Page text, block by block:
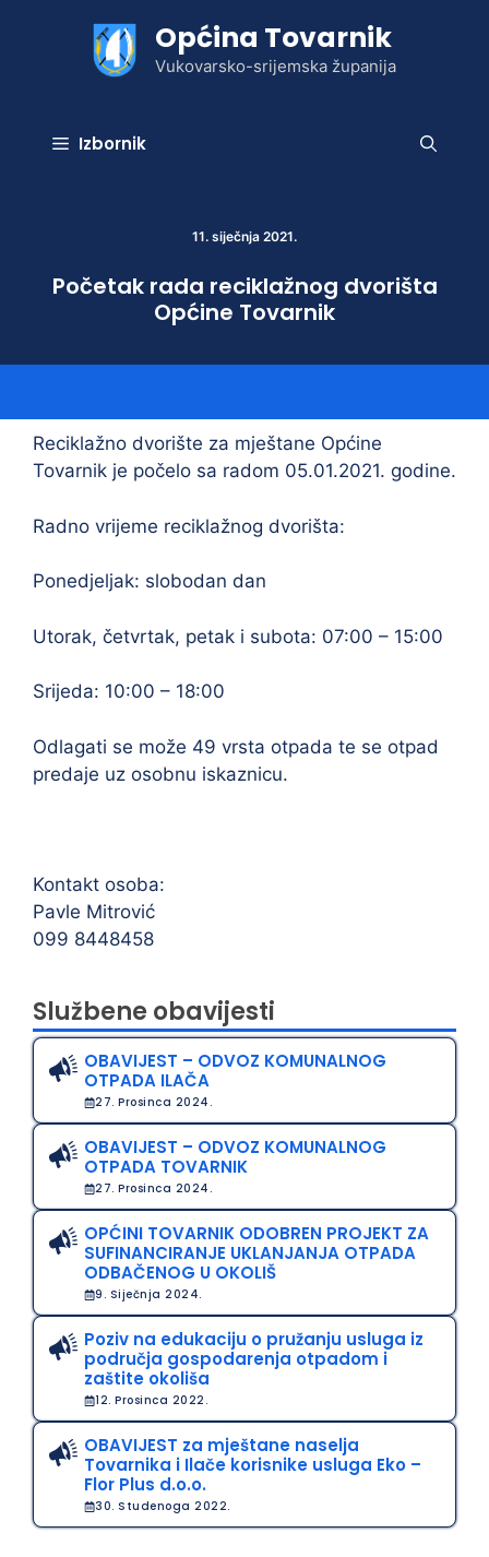
Općina Tovarnik
Vukovarsko-srijemska županija
Izbornik
11. siječnja 2021.
Početak rada reciklažnog dvorišta
Općine Tovarnik
Reciklažno dvorište za mještane Općine
Tovarnik je počelo sa radom 05.01.2021. godine.
Radno vrijeme reciklažnog dvorišta:
Ponedjeljak: slobodan dan
Utorak, četvrtak, petak i subota: 07:00 – 15:00
Srijeda: 10:00 – 18:00
Odlagati se može 49 vrsta otpada te se otpad
predaje uz osobnu iskaznicu.
Kontakt osoba:
Pavle Mitrović
099 8448458
Službene obavijesti
OBAVIJEST – ODVOZ KOMUNALNOG
OTPADA ILAČA
27. Prosinca 2024.
OBAVIJEST – ODVOZ KOMUNALNOG
OTPADA TOVARNIK
27. Prosinca 2024.
OPĆINI TOVARNIK ODOBREN PROJEKT ZA
SUFINANCIRANJE UKLANJANJA OTPADA
ODBAČENOG U OKOLIŠ
9. Siječnja 2024.
Poziv na edukaciju o pružanju usluga iz
područja gospodarenja otpadom i
zaštite okoliša
12. Prosinca 2022.
OBAVIJEST za mještane naselja
Tovarnika i Ilače korisnike usluga Eko –
Flor Plus d.o.o.
30. Studenoga 2022.